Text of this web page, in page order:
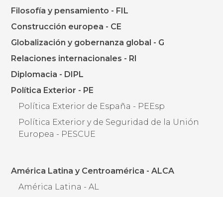
Filosofía y pensamiento - FIL
Construcción europea - CE
Globalización y gobernanza global - G
Relaciones internacionales - RI
Diplomacia - DIPL
Política Exterior - PE
Política Exterior de España - PEEsp
Política Exterior y de Seguridad de la Unión
Europea - PESCUE
América Latina y Centroamérica - ALCA
América Latina - AL